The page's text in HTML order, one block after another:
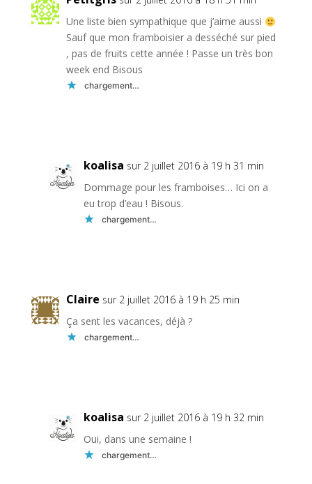
Une liste bien sympathique que j’aime aussi
Sauf que mon framboisier a desséché sur pied
, pas de fruits cette année ! Passe un très bon
week end Bisous
chargement…
koalisa sur 2 juillet 2016 à 19 h 31 min
Dommage pour les framboises… Ici on a
eu trop d’eau ! Bisous.
chargement…
Claire sur 2 juillet 2016 à 19 h 25 min
Ça sent les vacances, déjà ?
chargement…
koalisa sur 2 juillet 2016 à 19 h 32 min
Oui, dans une semaine !
chargement…